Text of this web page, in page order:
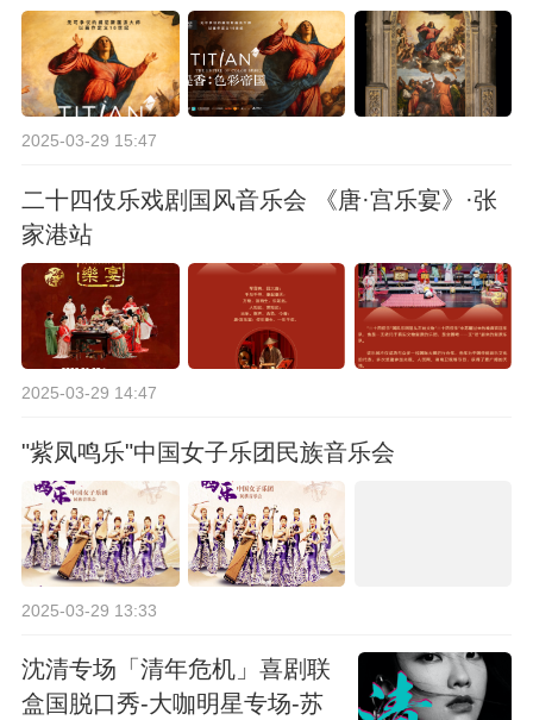
2025-03-29 15:47
二十四伎乐戏剧国风音乐会 《唐·宫乐宴》·张
家港站
2025-03-29 14:47
"紫凤鸣乐"中国女子乐团民族音乐会
2025-03-29 13:33
沈清专场「清年危机」喜剧联
盒国脱口秀-大咖明星专场-苏